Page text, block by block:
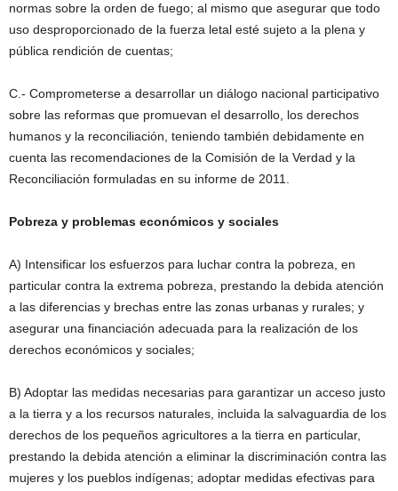
normas sobre la orden de fuego; al mismo que asegurar que todo
uso desproporcionado de la fuerza letal esté sujeto a la plena y
pública rendición de cuentas;
C.- Comprometerse a desarrollar un diálogo nacional participativo
sobre las reformas que promuevan el desarrollo, los derechos
humanos y la reconciliación, teniendo también debidamente en
cuenta las recomendaciones de la Comisión de la Verdad y la
Reconciliación formuladas en su informe de 2011.
Pobreza y problemas económicos y sociales
A) Intensificar los esfuerzos para luchar contra la pobreza, en
particular contra la extrema pobreza, prestando la debida atención
a las diferencias y brechas entre las zonas urbanas y rurales; y
asegurar una financiación adecuada para la realización de los
derechos económicos y sociales;
B) Adoptar las medidas necesarias para garantizar un acceso justo
a la tierra y a los recursos naturales, incluida la salvaguardia de los
derechos de los pequeños agricultores a la tierra en particular,
prestando la debida atención a eliminar la discriminación contra las
mujeres y los pueblos indígenas; adoptar medidas efectivas para